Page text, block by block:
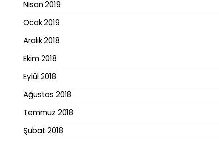
Nisan 2019
Ocak 2019
Aralık 2018
Ekim 2018
Eylül 2018
Ağustos 2018
Temmuz 2018
Şubat 2018